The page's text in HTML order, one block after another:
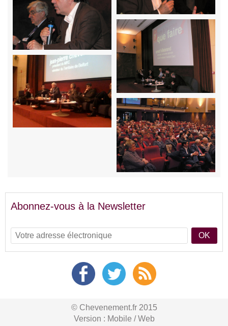
Abonnez-vous à la Newsletter
OK
© Chevenement.fr 2015
Version : Mobile /Web